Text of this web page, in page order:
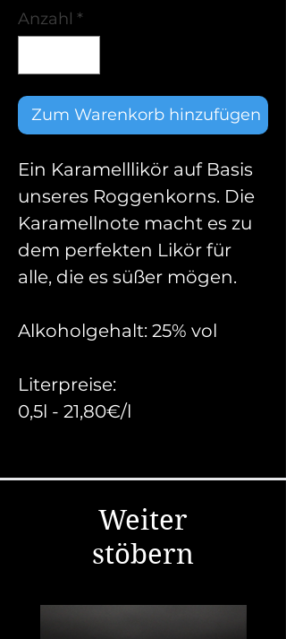
Anzahl *
Zum Warenkorb hinzufügen
Ein Karamelllikör auf Basis
unseres Roggenkorns. Die
Karamellnote macht es zu
dem perfekten Likör für
alle, die es süßer mögen.
Alkoholgehalt: 25% vol
Literpreise:
0,5l - 21,80€/l
Weiter
stöbern